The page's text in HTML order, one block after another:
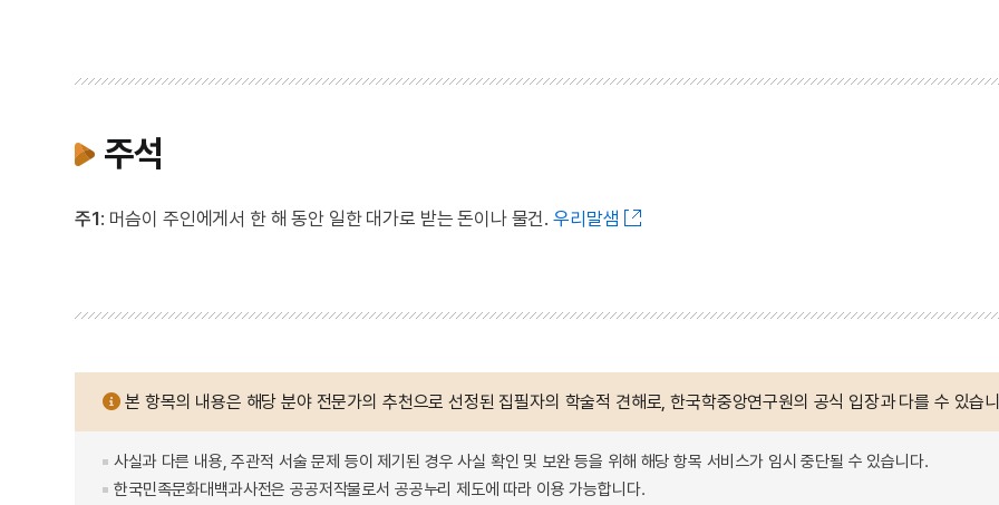
주석
주1: 머슴이 주인에게서 한 해 동안 일한 대가로 받는 돈이나 물건. 우리말샘
본 항목의 내용은 해당 분야 전문가의 추천으로 선정된 집필자의 학술적 견해로, 한국학중앙연구원의 공식 입장과 다를 수 있습
사실과 다른 내용, 주관적 서술 문제 등이 제기된 경우 사실 확인 및 보완 등을 위해 해당 항목 서비스가 임시 중단될 수 있습니다.
한국민족문화대백과사전은 공공저작물로서 공공누리 제도에 따라 이용 가능합니다.